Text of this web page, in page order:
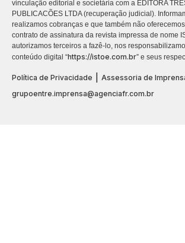
vinculação editorial e societária com a EDITORA
PUBLICACÕES LTDA (recuperação judicial).
realizamos cobranças e que também não
contrato de assinatura da revista impressa de nome
autorizamos terceiros a fazê-lo, nos
conteúdo digital “https://istoe.com.br” e seus
Política de Privacidade
Assessoria de
grupoentre.imprensa@agenciafr.com.br